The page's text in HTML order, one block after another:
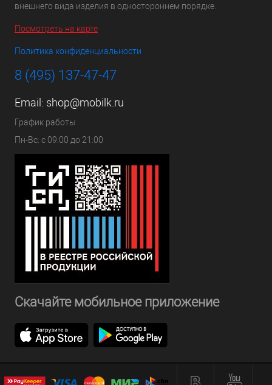
внешнего вида изделия в одностороннем порядке.
Посмотреть на карте
Политика конфиденциальности
8 (495) 137-47-47
Email: shop@mobilk.ru
График работы
Пн-Вс: с 09:00 до 21:00
Скачайте мобильное приложение